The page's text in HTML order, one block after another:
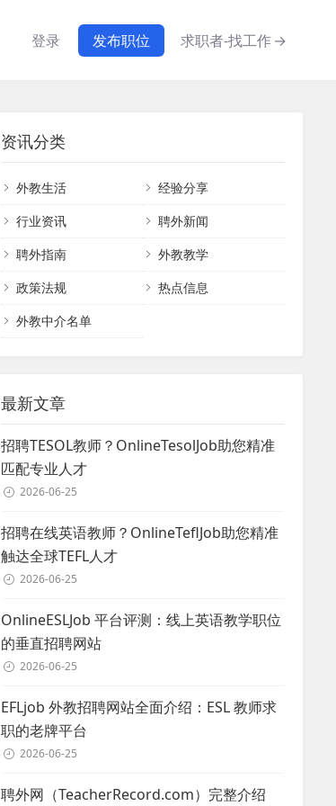
登录 发布职位 求职者-找工作→
资讯分类
外教生活
经验分享
行业资讯
聘外新闻
聘外指南
外教教学
政策法规
热点信息
外教中介名单
最新文章
招聘TESOL教师？OnlineTesolJob助您精准
匹配专业人才
2026-06-25
招聘在线英语教师？OnlineTeflJob助您精准
触达全球TEFL人才
2026-06-25
OnlineESLJob 平台评测：线上英语教学职位
的垂直招聘网站
2026-06-25
EFLjob 外教招聘网站全面介绍：ESL 教师求
职的老牌平台
2026-06-25
聘外网（TeacherRecord.com）完整介绍